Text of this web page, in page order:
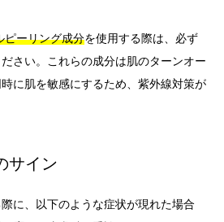
ピーリング成分を使用する際は、必ず
さい。これらの成分は肌のターンオー
に肌を敏感にするため、紫外線対策が
サイン
に、以下のような症状が現れた場合